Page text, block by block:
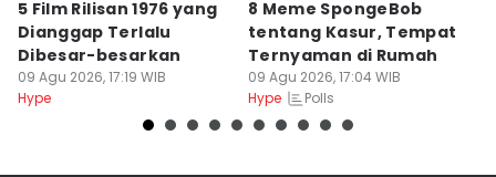
5 Film Rilisan 1976 yang
Dianggap Terlalu
Dibesar-besarkan
09 Agu 2026, 17:19 WIB
Hype
8 Meme SpongeBob
tentang Kasur, Tempat
Ternyaman di Rumah
09 Agu 2026, 17:04 WIB
Hype
Polls